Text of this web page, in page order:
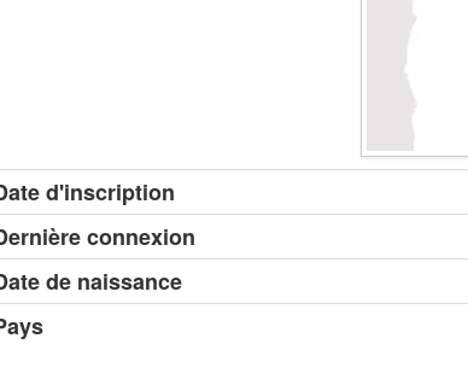
d'inscription
connexion
de naissance